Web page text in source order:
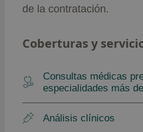
de la contratación.
Coberturas y
Consultas médicas
especialidades más
Análisis clínicos